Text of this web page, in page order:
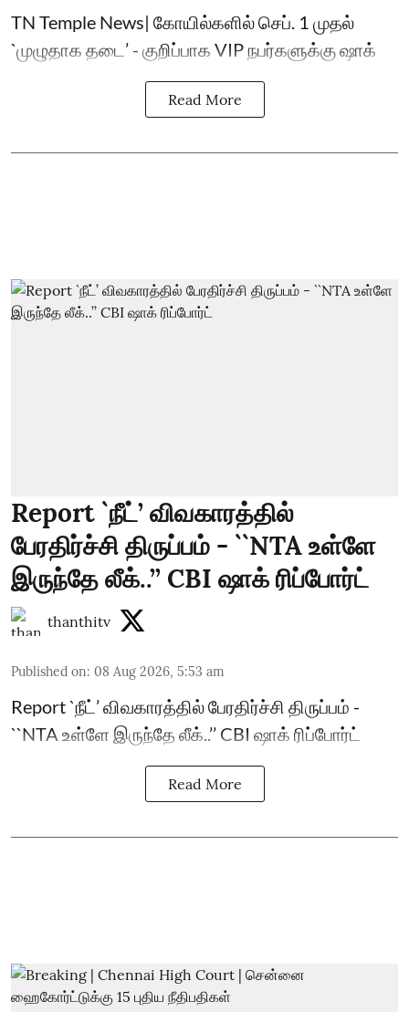
TN Temple News| கோயில்களில் செப். 1 முதல்
`முழுதாக தடை’ - குறிப்பாக VIP நபர்களுக்கு ஷாக்
Read More
Report `நீட்’ விவகாரத்தில்
பேரதிர்ச்சி திருப்பம் - ``NTA உள்ளே
இருந்தே லீக்..’’ CBI ஷாக் ரிப்போர்ட்
thanthitv
Published on: 08 Aug 2026, 5:53 am
Report `நீட்’ விவகாரத்தில் பேரதிர்ச்சி திருப்பம் -
``NTA உள்ளே இருந்தே லீக்..’’ CBI ஷாக் ரிப்போர்ட்
Read More